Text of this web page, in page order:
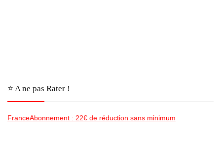
⭐️ A ne pas Rater !
FranceAbonnement : 22€ de réduction sans minimum